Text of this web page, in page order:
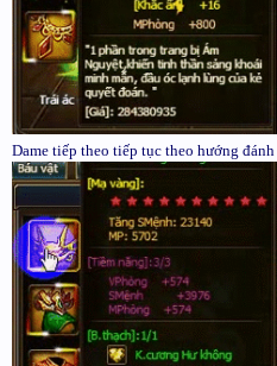
Dame tiếp theo tiếp tục theo hướng